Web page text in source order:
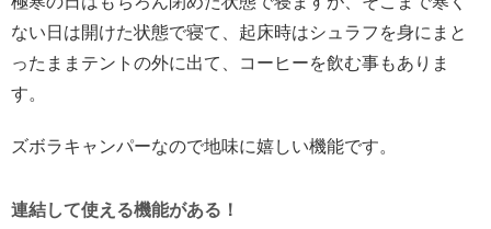
ない日は開けた状態で寝て、起床時はシュラフを身にまと
ったままテントの外に出て、コーヒーを飲む事もありま
す。
ズボラキャンパーなので地味に嬉しい機能です。
連結して使える機能がある！